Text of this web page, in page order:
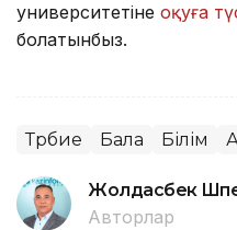
университетіне оқуға
болатынбыз.
Тәрбие Бала Білім
Жолдасбек
Авторлар